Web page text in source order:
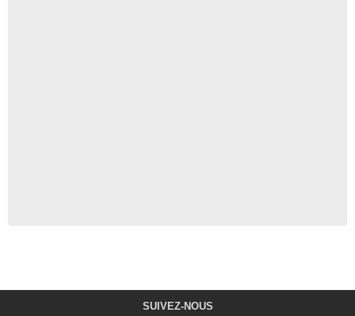
SUIVEZ-NOUS